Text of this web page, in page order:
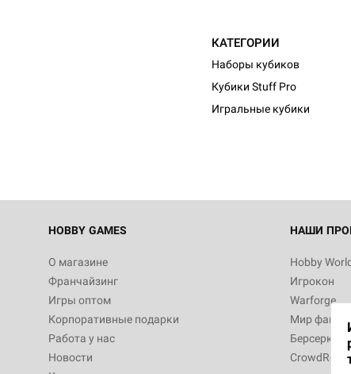
КАТЕГОРИИ
Наборы кубиков
Кубики Stuff Pro
Игральные кубики
HOBBY GAMES
О магазине
Франчайзинг
Игры оптом
Корпоративные подарки
Работа у нас
Новости
НАШИ
Hobby
Игрокон
Warforge
Мир
Берсерк